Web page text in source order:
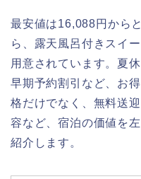
最安値は16,088円から
ら、露天風呂付きスイ
用意されています。夏
早期予約割引など、お
格だけでなく、無料送
容など、宿泊の価値を
紹介します。